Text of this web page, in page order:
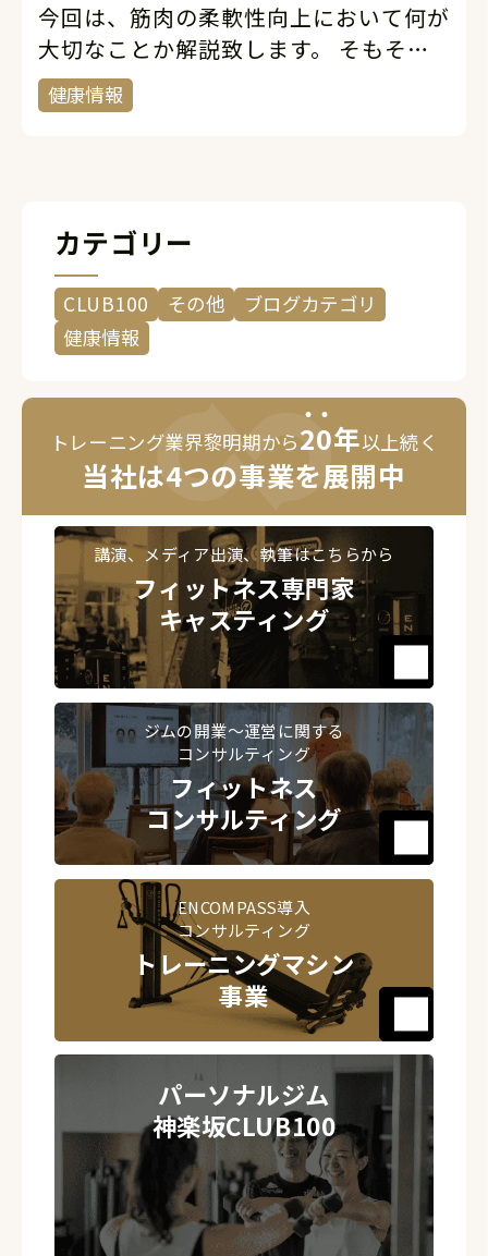
今回は、筋肉の柔軟性向上において何が
大切なことか解説致します。 そもそも
身体の柔軟性が低下する主な原因は運動
量の減少にあります。仕事や家事に忙し
健康情報
カテゴリー
CLUB100 その他
ブログカテゴリ
健康情報
トレーニング業界黎明期から20年以上続く
当社は4つの事業を展開中
講演、メディア出演、執筆はこちらから
フィットネス専門家
キャスティング
ジムの開業～運営に関する
コンサルティング
フィットネス
コンサルティング
ENCOMPASS導入
コンサルティング
トレーニングマシン
事業
パーソナルジム
神楽坂CLUB100